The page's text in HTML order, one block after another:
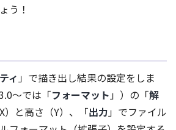
う！
ィ 」で描き出し結果の設定をしま
～では「フォーマット 」）の「解
）と高さ（Y）、「出力 」でファイル